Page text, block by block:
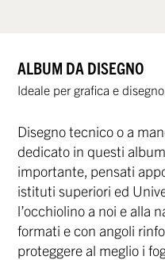
ALBUM DA DISEGNO
Ideale per grafica e
Disegno tecnico o a
dedicato in questi
importante, pensati
istituti superiori ed
l’occhiolino a noi e alla
formati e con angoli
proteggere al meglio i